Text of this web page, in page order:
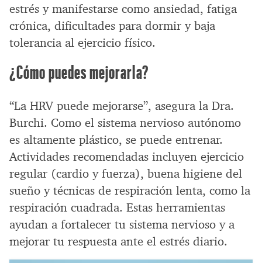
estrés y manifestarse como ansiedad, fatiga
crónica, dificultades para dormir y baja
tolerancia al ejercicio físico.
¿Cómo puedes mejorarla?
“La HRV puede mejorarse”, asegura la Dra.
Burchi. Como el sistema nervioso autónomo
es altamente plástico, se puede entrenar.
Actividades recomendadas incluyen ejercicio
regular (cardio y fuerza), buena higiene del
sueño y técnicas de respiración lenta, como la
respiración cuadrada. Estas herramientas
ayudan a fortalecer tu sistema nervioso y a
mejorar tu respuesta ante el estrés diario.